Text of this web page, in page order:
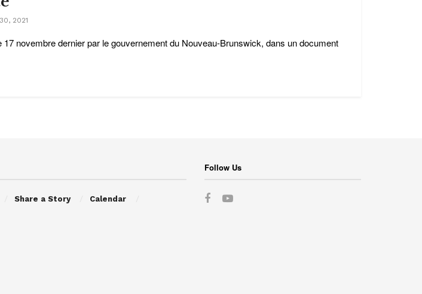
2021
17 novembre dernier par le gouvernement du Nouveau-Brunswick, dans un document
Share a Story
Calendar
Follow Us